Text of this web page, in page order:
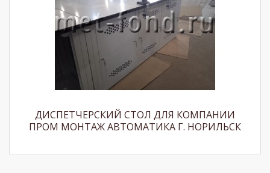
ДИСПЕТЧЕРСКИЙ СТОЛ ДЛЯ КОМПАНИИ
ПРОМ МОНТАЖ АВТОМАТИКА Г. НОРИЛЬСК